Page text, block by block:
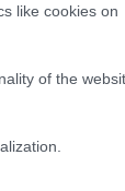
like cookies on
of the
ben